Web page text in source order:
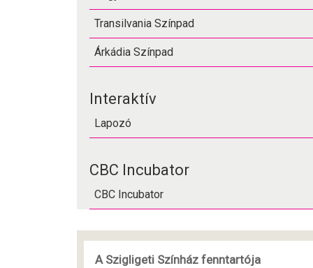
Transilvania Színpad
Árkádia Színpad
Interaktív
Lapozó
CBC Incubator
CBC Incubator
A Szigligeti Színház fenntartója